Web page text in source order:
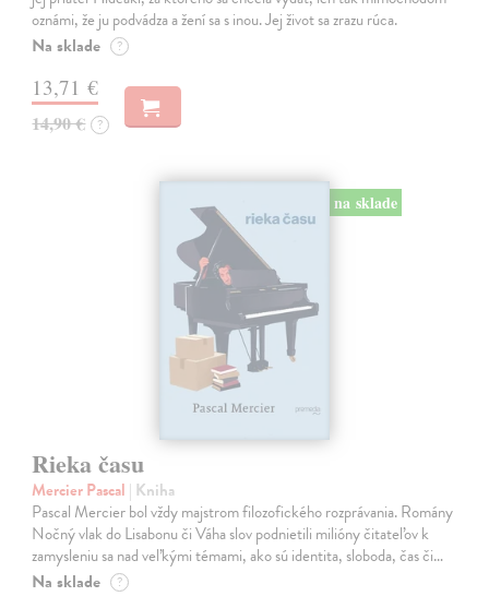
oznámi, že ju podvádza a žení sa s inou. Jej život sa zrazu rúca.
Na sklade ?
13,71 €
14,90 € ?
na sklade
Rieka času
Mercier Pascal | Kniha
Pascal Mercier bol vždy majstrom filozofického rozprávania. Romány
Nočný vlak do Lisabonu či Váha slov podnietili milióny čitateľov k
zamysleniu sa nad veľkými témami, ako sú identita, sloboda, čas či…
Na sklade ?